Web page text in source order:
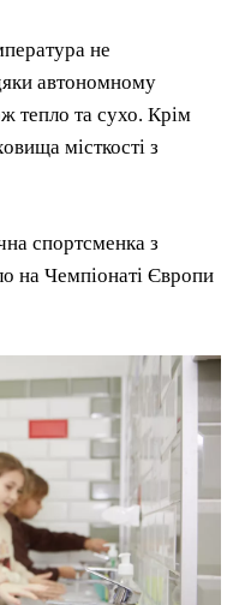
не
автономному
тепло та сухо. Крім
місткості з
спортсменка з
на Чемпіонаті Європи